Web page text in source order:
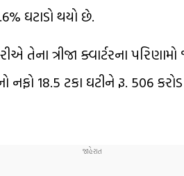
ઘટાડો થયો છે.
ત્રીજા ક્વાર્ટરના પરિણામો
નફો 18.5 ટકા ઘટીને રૂ. 506